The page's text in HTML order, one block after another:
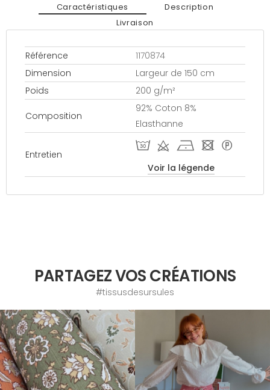
Caractéristiques
Description
Livraison
Référence
1170874
Dimension
Largeur de 150 cm
Poids
200 g/m²
Composition
92% Coton 8%
Elasthanne
Entretien
T d h - *
Voir la légende
PARTAGEZ VOS CRÉATIONS
#tissusdesursules